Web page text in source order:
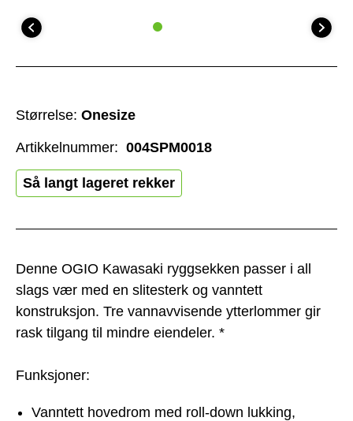
Denne OGIO Kawasaki ryggsekken passer i all
slags vær med en slitesterk og vanntett
konstruksjon. Tre vannavvisende ytterlommer gir
rask tilgang til mindre eiendeler. *
Funksjoner:
Vanntett hovedrom med roll-down lukking,
Størrelse: Onesize
Så langt lageret rekker
Artikkelnummer: 004SPM0018